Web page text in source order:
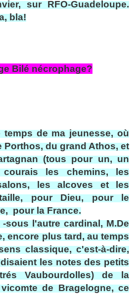
sur RFO-Guadeloupe.
bla!
Bilé nécrophage?
de ma jeunesse, où
Porthos, du grand Athos, et
(tous pour un, un
les chemins, les
les alcoves et les
pour Dieu, pour le
pour la France.
sous l'autre cardinal, M.De
encore plus tard, au temps
classique, c'est-à-dire,
les notes des petits
Vaubourdolles) de la
de Bragelogne, ce